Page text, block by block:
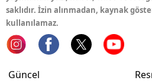
saklıdır. İzin alınmadan, kaynak
kullanılamaz.
Güncel